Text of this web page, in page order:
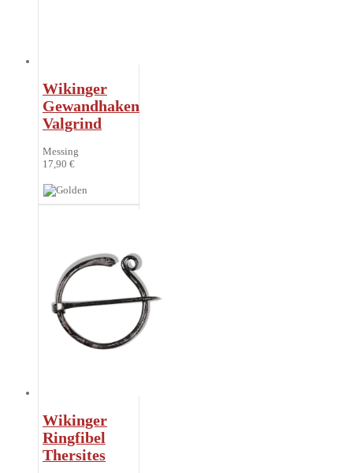
Wikinger
Gewandhaken
Valgrind
Messing
17,90 €
Wikinger
Ringfibel
Thersites